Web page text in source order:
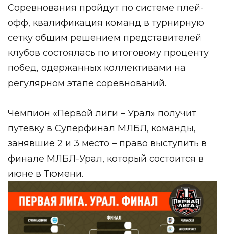
Соревнования пройдут по системе плей-
офф, квалификация команд в турнирную
сетку общим решением представителей
клубов состоялась по итоговому проценту
побед, одержанных коллективами на
регулярном этапе соревнований.
Чемпион «Первой лиги – Урал» получит
путевку в Суперфинал МЛБЛ, команды,
занявшие 2 и 3 место – право выступить в
финале МЛБЛ-Урал, который состоится в
июне в Тюмени.